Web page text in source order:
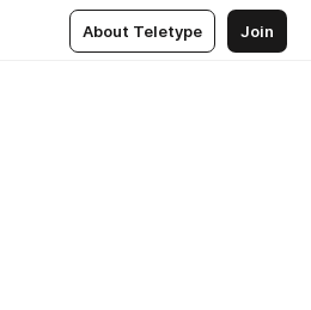
About Teletype Join